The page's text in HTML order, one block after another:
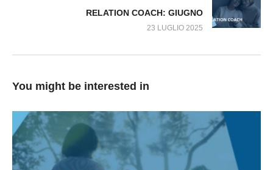
RELATION COACH: GIUGNO
23 LUGLIO 2025
You might be interested in